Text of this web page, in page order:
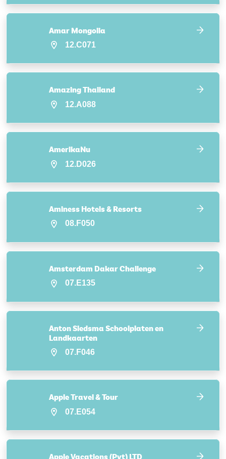
Amar Mongolia
12.C071
Amazing Thailand
12.A088
AmerikaNu
12.D026
Aminess Hotels & Resorts
08.F050
Amsterdam Dakar Challenge
07.E135
Anton Siedsma Schoolplaten en
Landkaarten
07.F046
Apple Travel & Tour
07.E054